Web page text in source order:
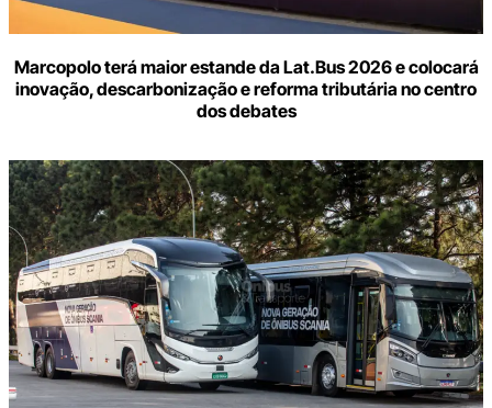
Marcopolo terá maior estande da Lat.Bus 2026 e colocará
inovação, descarbonização e reforma tributária no centro
dos debates